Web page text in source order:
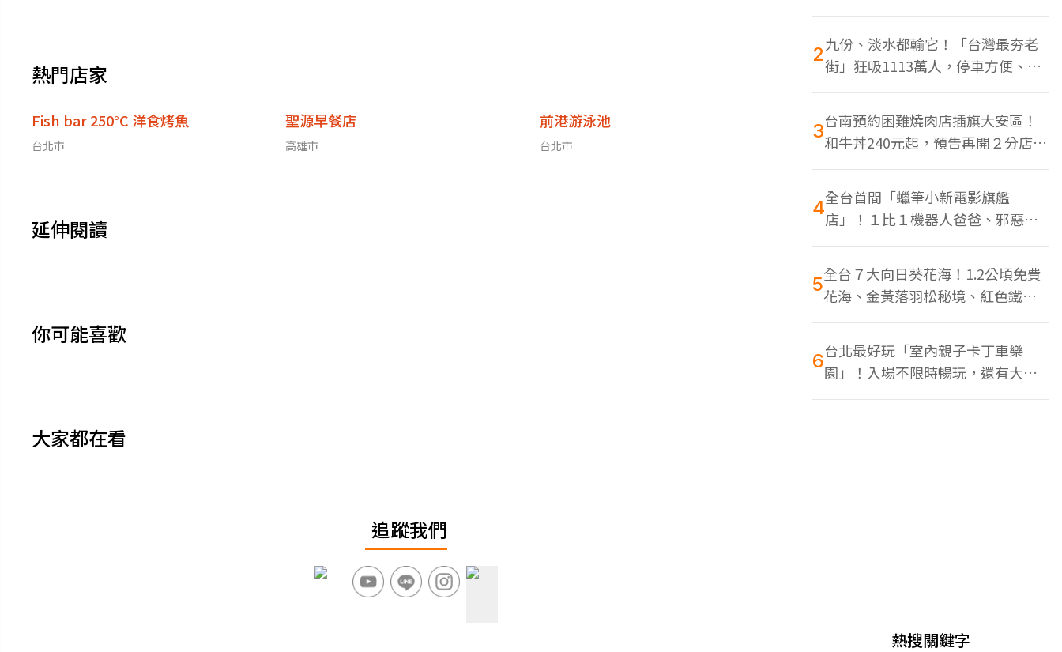
熱門店家
Fish bar 250°C 洋食烤魚
台北市
聖源早餐店
高雄市
前港游泳池
台北市
延伸閱讀
你可能喜歡
大家都在看
追蹤我們
蝦
2九份、淡水都輸它！「台灣最夯老
街」狂吸1113萬人，停車方便、特
色美食多
3台南預約困難燒肉店插旗大安區！
和牛丼240元起，預告再開２分店、
地點曝光
4全台首間「蠟筆小新電影旗艦
店」！１比１機器人爸爸、邪惡正
男，百款周邊買翻
5全台７大向日葵花海！1.2公頃免費
花海、金黃落羽松秘境、紅色鐵橋
同框
6台北最好玩「室內親子卡丁車樂
園」！入場不限時暢玩，還有大螢
幕Switch遊戲區
熱搜關鍵字